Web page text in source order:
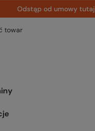
Odstąp od umowy tutaj
towar